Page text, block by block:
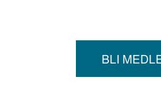
BLI